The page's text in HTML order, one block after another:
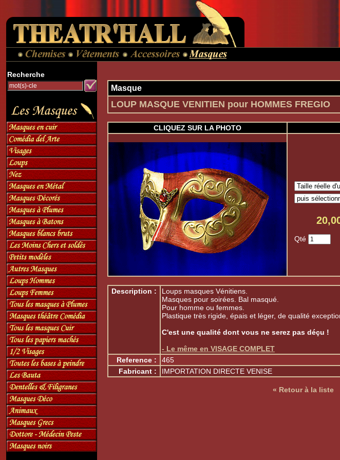
Recherche
Masque
LOUP MASQUE VENITIEN pour HOMMES FREGIO
CLIQUEZ SUR LA PHOTO
Qté
Description :
Loups masques Vénitiens.
Masques pour soirées. Bal masqué.
Pour homme ou femmes.
Plastique très rigide, épais et léger, de qualité
C'est une qualité dont vous ne serez pas déçu !
- Le même en VISAGE COMPLET
Reference :
465
Fabricant :
IMPORTATION DIRECTE VENISE
« Retour à la liste